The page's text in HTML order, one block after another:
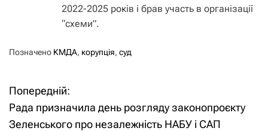
2022-2025 років і брав участь в організації
“схеми”.
Позначено КМДА, корупція, суд
Н
а
Попередній:
Рада призначила день розгляду законопроєкту
Зеленського про незалежність НАБУ і САП